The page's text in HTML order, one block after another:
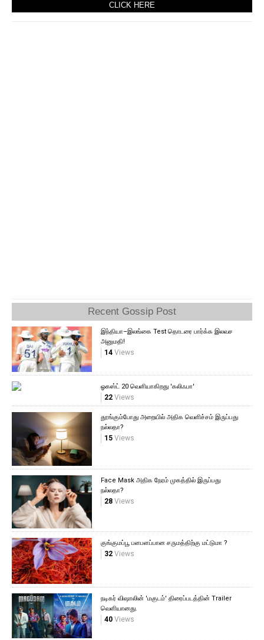
CLICK HERE
Recent Gossip Post
இந்தியா–இலங்கை Test தொடரை பார்க்க இலவச
அனுமதி!
14Views
ஓகஸ்ட் 20 வெளியாகிறது 'கலிஃபா'
22Views
தூங்கும்போது அறையில் அதிக வெளிச்சம் இருப்பது
நல்லதா?
15Views
Face Mask அதிக நேரம் முகத்தில் இருப்பது
நல்லதா?
28Views
குங்குமப்பூ பளபளப்பான சருமத்திற்கு மட்டுமா ?
32Views
நடிகர் விஷாலின் 'மகுடம்' திரைப்படத்தின் Trailer
வெளியானது.
40Views